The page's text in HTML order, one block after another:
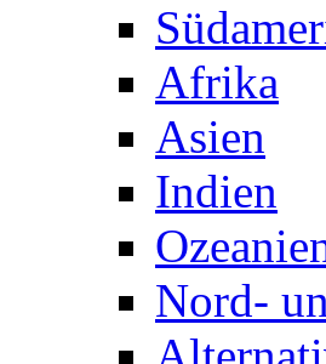
Afrika
Asien
Indien
Nord-